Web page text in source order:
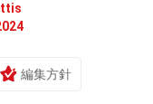
編集方針